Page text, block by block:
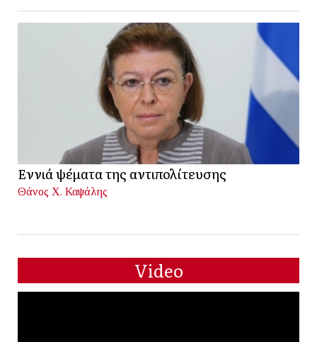
Εννιά ψέματα της αντιπολίτευσης
Θάνος Χ. Καψάλης
Video